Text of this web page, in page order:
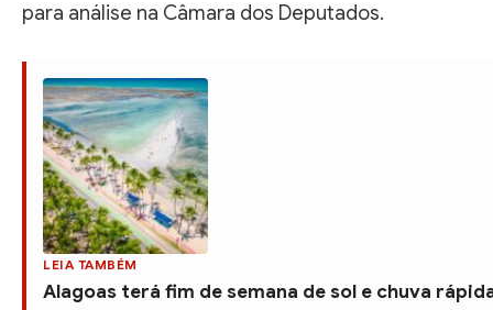
para análise na Câmara dos Deputados.
LEIA TAMBÉM
Alagoas terá fim de semana de sol e chuva